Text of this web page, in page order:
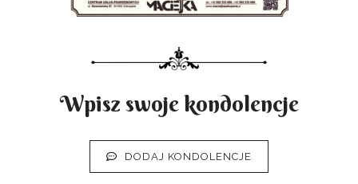
Wpisz swoje kondolencje
DODAJ KONDOLENCJE